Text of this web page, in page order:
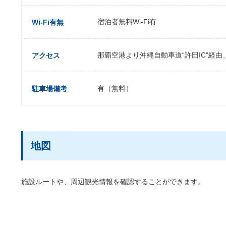
Wi-Fi有無 宿泊者無料Wi-Fi有
アクセス 那覇空港より沖縄自動車道“許田IC”経由
駐車場備考 有（無料）
地図
施設ルートや、周辺観光情報を確認することができます。